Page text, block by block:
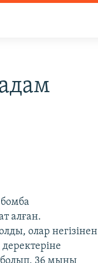
алған.
олар негізінен